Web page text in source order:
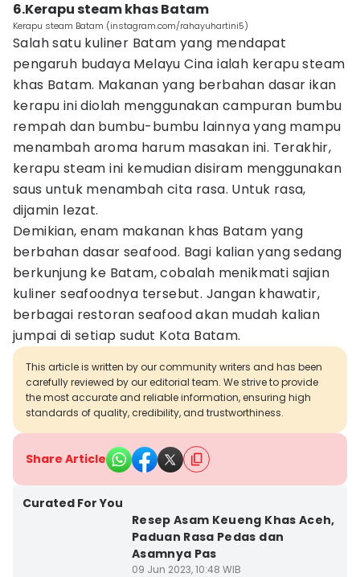
6.Kerapu steam khas Batam
Kerapu steam Batam (instagram.com/rahayuhartini5)
Salah satu kuliner Batam yang mendapat
pengaruh budaya Melayu Cina ialah kerapu steam
khas Batam. Makanan yang berbahan dasar ikan
kerapu ini diolah menggunakan campuran bumbu
rempah dan bumbu-bumbu lainnya yang mampu
menambah aroma harum masakan ini. Terakhir,
kerapu steam ini kemudian disiram menggunakan
saus untuk menambah cita rasa. Untuk rasa,
dijamin lezat.
Demikian, enam makanan khas Batam yang
berbahan dasar seafood. Bagi kalian yang sedang
berkunjung ke Batam, cobalah menikmati sajian
kuliner seafoodnya tersebut. Jangan khawatir,
berbagai restoran seafood akan mudah kalian
jumpai di setiap sudut Kota Batam.
This article is written by our community writers and has been
carefully reviewed by our editorial team. We strive to provide
the most accurate and reliable information, ensuring high
standards of quality, credibility, and trustworthiness.
Share Article
Curated For You
Resep Asam Keueng Khas Aceh,
Paduan Rasa Pedas dan
Asamnya Pas
09 Jun 2023, 10:48 WIB